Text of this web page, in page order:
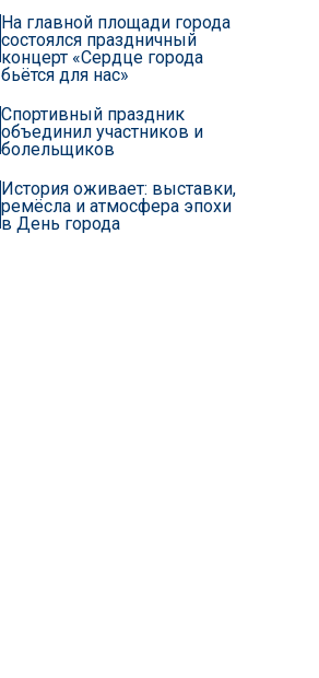
На главной площади города
состоялся праздничный
концерт «Сердце города
бьётся для нас»
Спортивный праздник
объединил участников и
болельщиков
История оживает: выставки,
ремёсла и атмосфера эпохи
в День города